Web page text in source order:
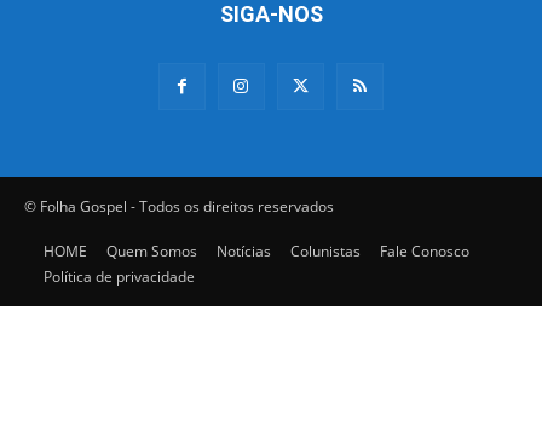
SIGA-NOS
© Folha Gospel - Todos os direitos reservados
HOME Quem Somos Notícias Colunistas
Fale Conosco
Política de privacidade